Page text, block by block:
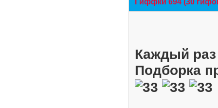
Гиффки 694 (30
Каждый
Подборка